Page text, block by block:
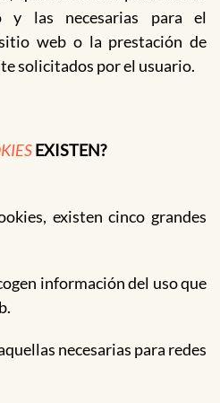
y las necesarias para el
web o la prestación de
solicitados por el usuario.
EXISTEN?
existen cinco grandes
información del uso que
necesarias para redes